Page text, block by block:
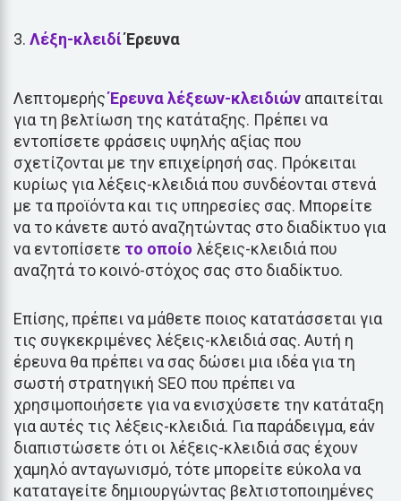
Λέξη-κλειδίΈρευνα
ΛεπτομερήςΈρευνα λέξεων-κλειδιών απαιτείται
για τη βελτίωση της κατάταξης. Πρέπει να
εντοπίσετε φράσεις υψηλής αξίας που
σχετίζονται με την επιχείρησή σας. Πρόκειται
κυρίως για λέξεις-κλειδιά που συνδέονται στενά
με τα προϊόντα και τις υπηρεσίες σας. Μπορείτε
να το κάνετε αυτό αναζητώντας στο διαδίκτυο για
να εντοπίσετε το οποίο λέξεις-κλειδιά που
αναζητά το κοινό-στόχος σας στο διαδίκτυο.
Επίσης, πρέπει να μάθετε ποιος κατατάσσεται για
τις συγκεκριμένες λέξεις-κλειδιά σας. Αυτή η
έρευνα θα πρέπει να σας δώσει μια ιδέα για τη
σωστή στρατηγική SEO που πρέπει να
χρησιμοποιήσετε για να ενισχύσετε την κατάταξη
για αυτές τις λέξεις-κλειδιά. Για παράδειγμα, εάν
διαπιστώσετε ότι οι λέξεις-κλειδιά σας έχουν
χαμηλό ανταγωνισμό, τότε μπορείτε εύκολα να
καταταγείτε δημιουργώντας βελτιστοποιημένες